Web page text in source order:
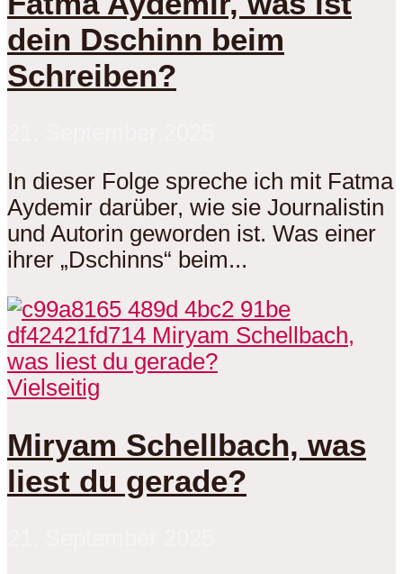
dein Dschinn beim
Schreiben?
In dieser Folge spreche ich mit Fatma
Aydemir darüber, wie sie Journalistin
und Autorin geworden ist. Was einer
ihrer „Dschinns“ beim...
Vielseitig
Miryam Schellbach, was
liest du gerade?